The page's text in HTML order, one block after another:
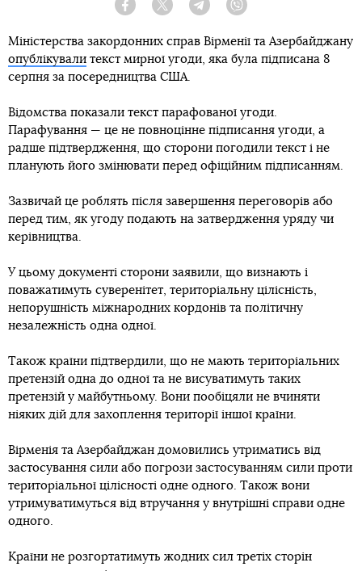
Facebook Twitter Telegram
Міністерства закордонних справ Вірменії та Азербайджану
опублікували текст мирної угоди, яка була підписана 8
серпня за посередництва США.
Відомства показали текст парафованої угоди.
Парафування — це не повноцінне підписання угоди, а
радше підтвердження, що сторони погодили текст і не
планують його змінювати перед офіційним підписанням.
Зазвичай це роблять після завершення переговорів або
перед тим, як угоду подають на затвердження уряду чи
керівництва.
У цьому документі сторони заявили, що визнають і
поважатимуть суверенітет, територіальну цілісність,
непорушність міжнародних кордонів та політичну
незалежність одна одної.
Також країни підтвердили, що не мають територіальних
претензій одна до одної та не висуватимуть таких
претензій у майбутньому. Вони пообіцяли не вчиняти
ніяких дій для захоплення території іншої країни.
Вірменія та Азербайджан домовились утриматись від
застосування сили або погрози застосуванням сили проти
територіальної цілісності одне одного. Також вони
утримуватимуться від втручання у внутрішні справи одне
одного.
Країни не розгортатимуть жодних сил третіх сторін